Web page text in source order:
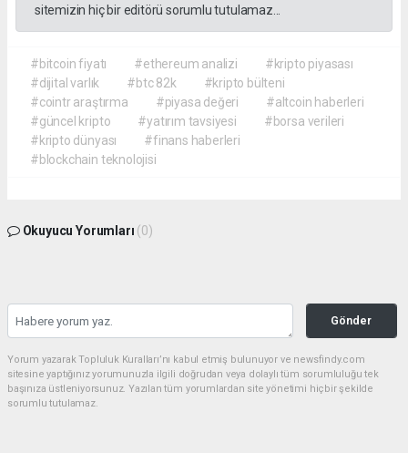
sitemizin hiç bir editörü sorumlu tutulamaz...
#bitcoin fiyatı #ethereum analizi
#kripto piyasası
#dijital varlık
#btc 82k
#kripto bülteni
#cointr araştırma
#piyasa değeri
#altcoin haberleri
#güncel kripto
#yatırım tavsiyesi
#borsa verileri
#kripto dünyası
#finans haberleri
#blockchain teknolojisi
Okuyucu Yorumları (0)
Gönder
Yorum yazarak Topluluk Kuralları’nı kabul etmiş bulunuyor ve newsfindy.com
sitesine yaptığınız yorumunuzla ilgili doğrudan veya dolaylı tüm sorumluluğu tek
başınıza üstleniyorsunuz. Yazılan tüm yorumlardan site yönetimi hiçbir şekilde
sorumlu tutulamaz.